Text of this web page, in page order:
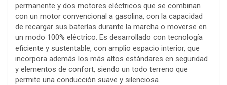
permanente y dos motores eléctricos que se combinan
con un motor convencional a gasolina, con la capacidad
de recargar sus baterías durante la marcha o moverse en
un modo 100% eléctrico. Es desarrollado con tecnología
eficiente y sustentable, con amplio espacio interior, que
incorpora además los más altos estándares en seguridad
y elementos de confort, siendo un todo terreno que
permite una conducción suave y silenciosa.